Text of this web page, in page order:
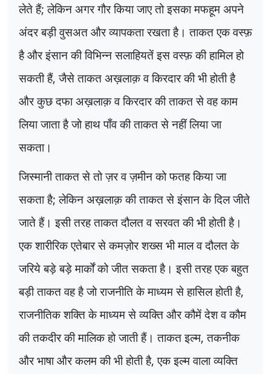
लेते हैं;लेकिन अगर गौर किया जाए तो इसका मफहूम अपने
अंदर बड़ी वुसअत और व्यापकता रखता है। ताकत एक वस्फ़
है और इंसान की विभिन्न सलाहियतें इस वस्फ़ की हामिल हो
सकती हैं,जैसे ताकत अख़लाक़ व किरदार की भी होती है
और कुछ दफा अख़लाक़ व किरदार की ताकत से वह काम
लिया जाता है जो हाथ पाँव की ताकत से नहीं लिया जा
सकता।
जिस्मानी ताकत से तो ज़र व ज़मीन को फतह किया जा
सकता है;लेकिन अख़लाक़ की ताकत से इंसान के दिल जीते
जाते हैं। इसी तरह ताकत दौलत व सरवत की भी होती है।
एक शारीरिक एतेबार से कमज़ोर शख्स भी माल व दौलत के
जरिये बड़े बड़े मार्कों को जीत सकता है। इसी तरह एक बहुत
बड़ी ताकत वह है जो राजनीति के माध्यम से हासिल होती है,
राजनीतिक शक्ति के माध्यम से व्यक्ति और कौमें देश व कौम
की तकदीर की मालिक हो जाती हैं। ताकत इल्म,तकनीक
और भाषा और कलम की भी होती है,एक इल्म वाला व्यक्ति